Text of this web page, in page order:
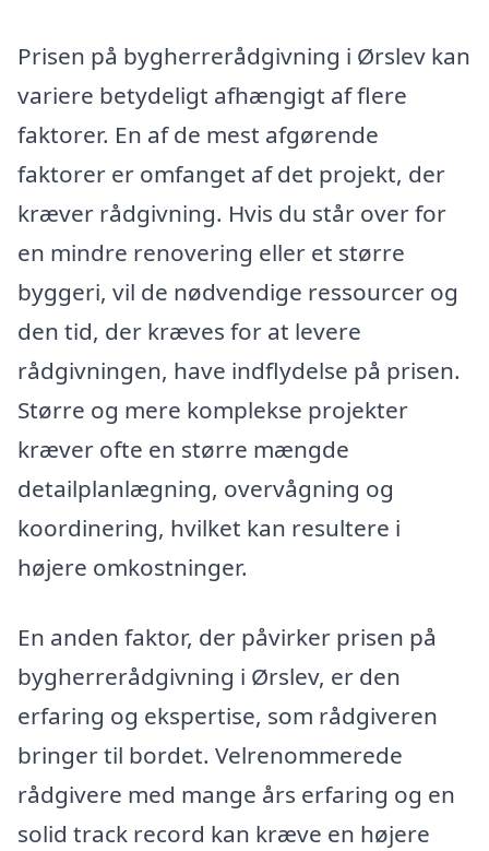
Prisen på bygherrerådgivning i Ørslev kan
variere betydeligt afhængigt af flere
faktorer. En af de mest afgørende
faktorer er omfanget af det projekt, der
kræver rådgivning. Hvis du står over for
en mindre renovering eller et større
byggeri, vil de nødvendige ressourcer og
den tid, der kræves for at levere
rådgivningen, have indflydelse på prisen.
Større og mere komplekse projekter
kræver ofte en større mængde
detailplanlægning, overvågning og
koordinering, hvilket kan resultere i
højere omkostninger.
En anden faktor, der påvirker prisen på
bygherrerådgivning i Ørslev, er den
erfaring og ekspertise, som rådgiveren
bringer til bordet. Velrenommerede
rådgivere med mange års erfaring og en
solid track record kan kræve en højere